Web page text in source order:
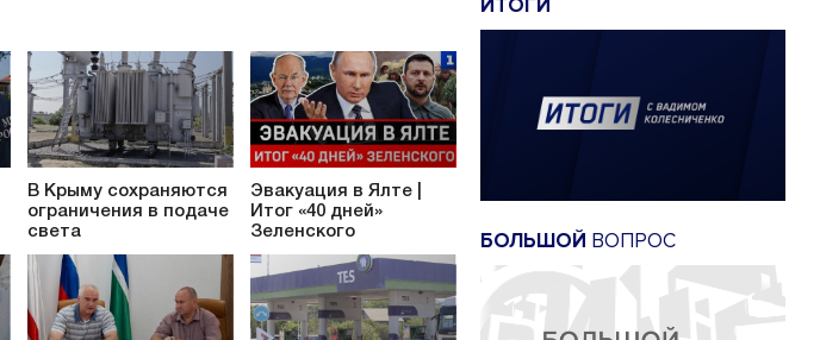
В Крыму сохраняются
ограничения в подаче
света
Эвакуация в Ялте |
Итог «40 дней»
Зеленского
ИТОГИ
БОЛЬШОЙ ВОПРОС